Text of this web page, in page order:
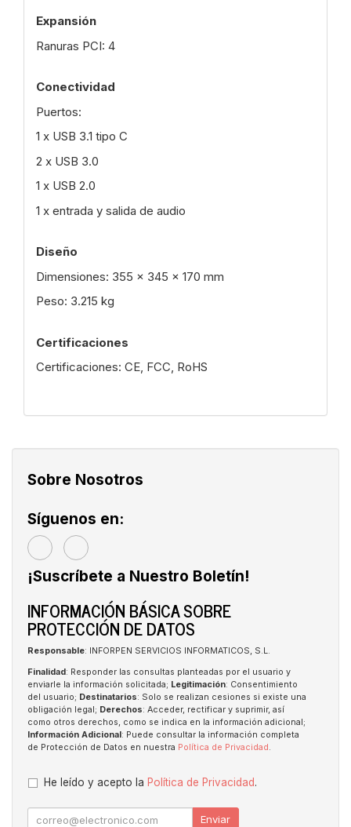
Expansión
Ranuras PCI: 4
Conectividad
Puertos:
1 x USB 3.1 tipo C
2 x USB 3.0
1 x USB 2.0
1 x entrada y salida de audio
Diseño
Dimensiones: 355 x 345 x 170 mm
Peso: 3.215 kg
Certificaciones
Certificaciones: CE, FCC, RoHS
Sobre Nosotros
Síguenos en:
¡Suscríbete a Nuestro Boletín!
INFORMACIÓN BÁSICA SOBRE
PROTECCIÓN DE DATOS
Responsable: INFORPEN SERVICIOS INFORMATICOS, S.L.
Finalidad: Responder las consultas planteadas por el usuario y
enviarle la información solicitada; Legitimación: Consentimiento
del usuario; Destinatarios: Solo se realizan cesiones si existe una
obligación legal; Derechos: Acceder, rectificar y suprimir, así
como otros derechos, como se indica en la información adicional;
Información Adicional: Puede consultar la información completa
de Protección de Datos en nuestra Política de Privacidad.
He leído y acepto la Política de Privacidad.
Enviar